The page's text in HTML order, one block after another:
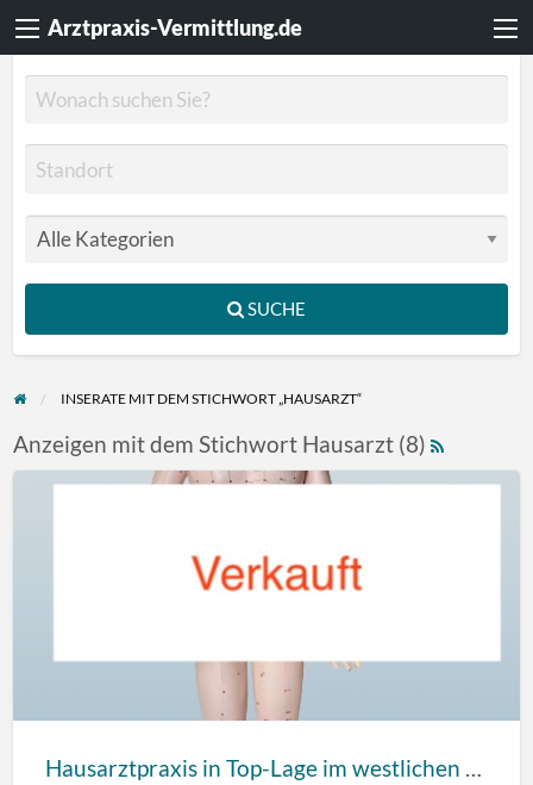
Arztpraxis-Vermittlung.de
SUCHE
INSERATE MIT DEM STICHWORT „HAUSARZT“
Anzeigen mit dem Stichwort Hausarzt (8)
Hausarztpraxis in Top-Lage im westlichen Speckgürtel von Hamburg (Schleswig-Holstein) aus Altersgründen abzugeben